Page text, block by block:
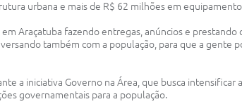
urbana e mais de R$ 62 milhões em
em Araçatuba fazendo entregas, anúncios e
também com a população, para que a gente
a iniciativa Governo na Área, que busca
governamentais para a população.